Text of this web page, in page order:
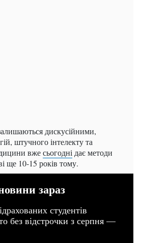
дискусійними,
штучного інтелекту та
вжесьогодні дає методи
ще 10-15 років тому.
зараз
студентів
без відстрочки з серпня —